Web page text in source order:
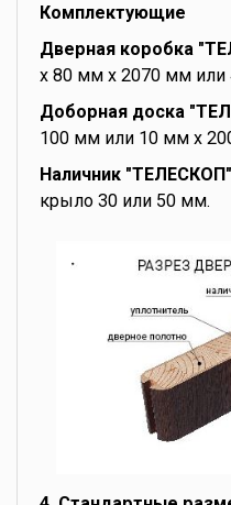
Комплектующие
Дверная коробка
x 80 мм x 2070 мм
Доборная доска
100 мм или 10 мм x
Наличник
крыло 30 или 50 мм.